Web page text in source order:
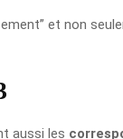
et non
aussi les